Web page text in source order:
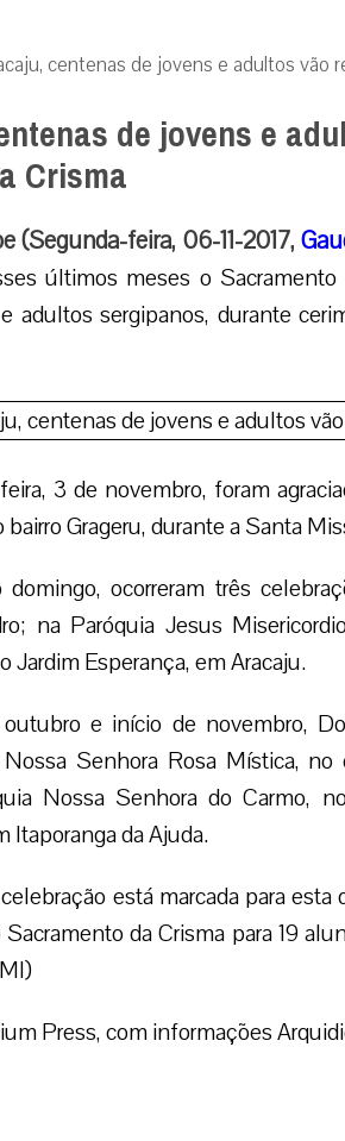
centenas de jovens e adultos vão
de jovens e
Crisma
(Segunda-feira, 06-11-2017,
últimos meses o
adultos sergipanos, durante
3 de novembro, foram
Grageru, durante a Santa
ocorreram três
na Paróquia Jesus
Jardim Esperança, em Aracaju.
e início de novembro,
Senhora Rosa Mística,
Nossa Senhora do Carmo,
Itaporanga da Ajuda.
está marcada para
da Crisma para 19
Press, com informações